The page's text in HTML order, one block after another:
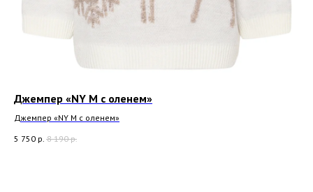
Джемпер «NY M с оленем»
Джемпер «NY M с оленем»
5 750 р. 8 190 р.